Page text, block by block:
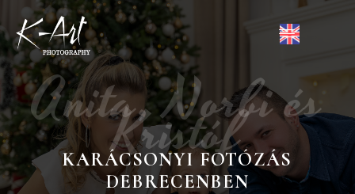
KARÁCSONYI FOTÓZÁS
DEBRECENBEN
Anita, Norbi és
Kristóf